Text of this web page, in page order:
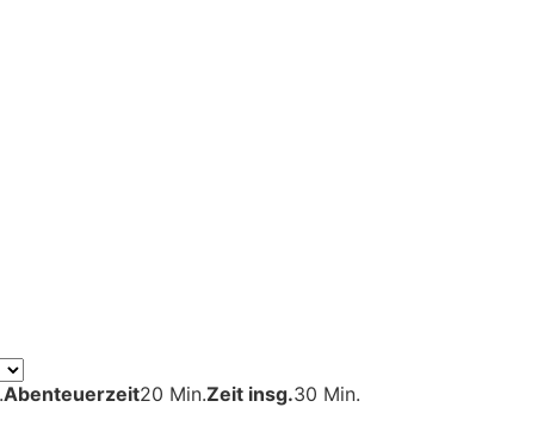
Abenteuerzeit20 Min.Zeit insg.30 Min.